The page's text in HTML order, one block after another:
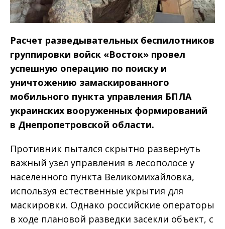
Расчет разведывательных беспилотников
группировки войск «Восток» провел
успешную операцию по поиску и
уничтожению замаскированного
мобильного пункта управления БПЛА
украинских вооруженных формирований
в Днепропетровской области.
Противник пытался скрытно развернуть
важный узел управления в лесополосе у
населенного пункта Великомихайловка,
используя естественные укрытия для
маскировки. Однако российские операторы
в ходе плановой разведки засекли объект, с